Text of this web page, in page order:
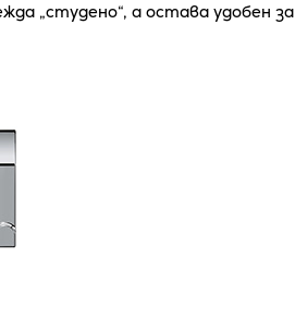
„студено“, а остава удобен